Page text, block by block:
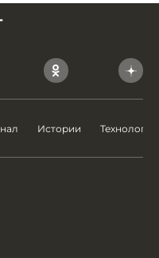
Истории Технологии